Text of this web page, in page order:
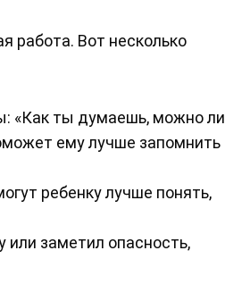
работа. Вот несколько
«Как ты думаешь, можно ли
ему лучше запомнить
ребенку лучше понять,
или заметил опасность,